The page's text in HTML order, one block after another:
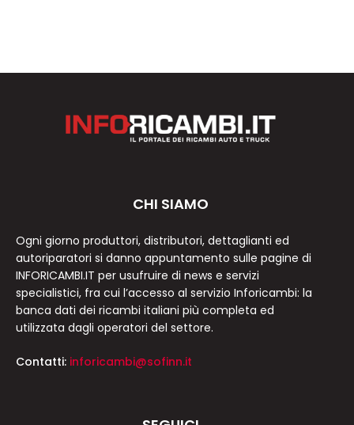
CHI SIAMO
Ogni giorno produttori, distributori, dettaglianti ed
autoriparatori si danno appuntamento sulle pagine di
INFORICAMBI.IT per usufruire di news e servizi
specialistici, fra cui l’accesso al servizio Inforicambi: la
banca dati dei ricambi italiani più completa ed
utilizzata dagli operatori del settore.
Contatti: inforicambi@sofinn.it